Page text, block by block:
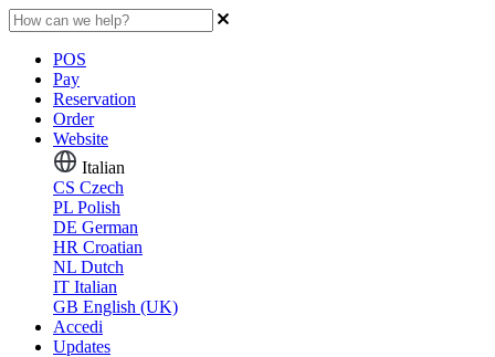
POS
Pay
Reservation
Order
Website
Italian
CS Czech
PL Polish
DE German
HR Croatian
NL Dutch
IT Italian
GB English (UK)
Accedi
Updates